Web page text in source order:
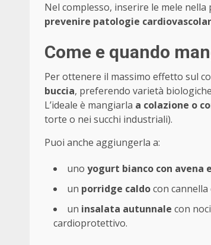
Nel complesso, inserire le mele
prevenire patologie
Come e quando
Per ottenere il massimo effetto sul
buccia, preferendo varietà
L’ideale è mangiarla a colazione o
torte o nei succhi industriali).
Puoi anche aggiungerla a:
uno yogurt bianco con avena
un porridge caldocon cannella
un insalata autunnale con
cardioprotettivo.